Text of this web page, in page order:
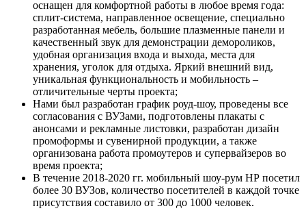
оснащен для комфортной работы в любое время года:
сплит-система, направленное освещение, специально
разработанная мебель, большие плазменные панели и
качественный звук для демонстрации демороликов,
удобная организация входа и выхода, места для
хранения, уголок для отдыха. Яркий внешний вид,
уникальная функциональность и мобильность –
отличительные черты проекта;
Нами был разработан график роуд-шоу, проведены все
согласования с ВУЗами, подготовлены плакаты с
анонсами и рекламные листовки, разработан дизайн
промоформы и сувенирной продукции, а также
организована работа промоутеров и супервайзеров во
время проекта;
В течение 2018-2020 гг. мобильный шоу-рум НР посетил
более 30 ВУЗов, количество посетителей в каждой точке
присутствия составило от 300 до 1000 человек.